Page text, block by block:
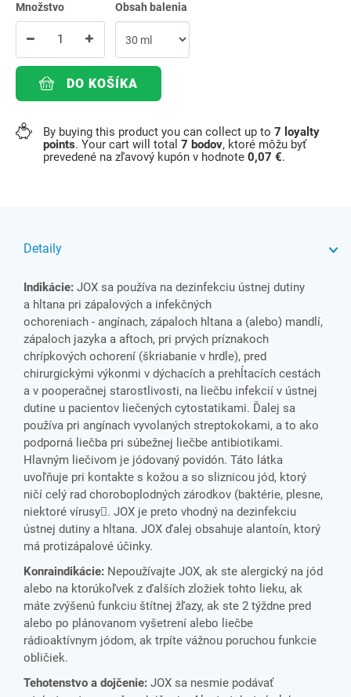
Množstvo Obsah balenia
DO KOŠÍKA
By buying this product you can collect up to 7 loyalty
points. Your cart will total 7 bodov, ktoré môžu byť
prevedené na zľavový kupón v hodnote 0,07 €.
Detaily
Indikácie: JOX sa používa na dezinfekciu ústnej dutiny
a hltana pri zápalových a infekčných
ochoreniach ‑ angínach, zápaloch hltana a (alebo) mandlí,
zápaloch jazyka a aftoch, pri prvých príznakoch
chrípkových ochorení (škriabanie v hrdle), pred
chirurgickými výkonmi v dýchacích a prehĺtacích cestách
a v pooperačnej starostlivosti, na liečbu infekcií v ústnej
dutine u pacientov liečených cytostatikami. Ďalej sa
používa pri angínach vyvolaných streptokokami, a to ako
podporná liečba pri súbežnej liečbe antibiotikami.
Hlavným liečivom je jódovaný povidón. Táto látka
uvoľňuje pri kontakte s kožou a so sliznicou jód, ktorý
ničí celý rad choroboplodných zárodkov (baktérie, plesne,
niektoré vírusy. JOX je preto vhodný na dezinfekciu
ústnej dutiny a hltana. JOX ďalej obsahuje alantoín, ktorý
má protizápalové účinky.
Konraindikácie: Nepoužívajte JOX, ak ste alergický na jód
alebo na ktorúkoľvek z ďalších zložiek tohto lieku, ak
máte zvýšenú funkciu štítnej žľazy, ak ste 2 týždne pred
alebo po plánovanom vyšetrení alebo liečbe
rádioaktívnym jódom, ak trpíte vážnou poruchou funkcie
obličiek.
Tehotenstvo a dojčenie: JOX sa nesmie podávať